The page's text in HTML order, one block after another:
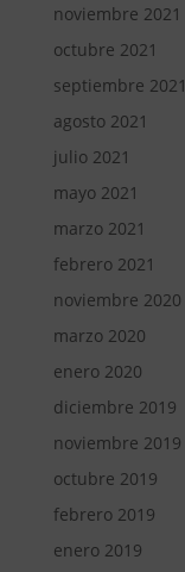
noviembre 2021
octubre 2021
septiembre 2021
agosto 2021
julio 2021
mayo 2021
marzo 2021
febrero 2021
noviembre 2020
marzo 2020
enero 2020
diciembre 2019
noviembre 2019
octubre 2019
febrero 2019
enero 2019